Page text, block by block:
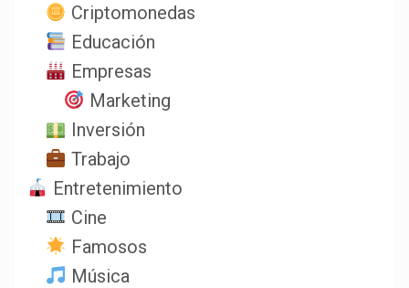
Criptomonedas
Educación
Empresas
Marketing
Inversión
Trabajo
Entretenimiento
Cine
Famosos
Música